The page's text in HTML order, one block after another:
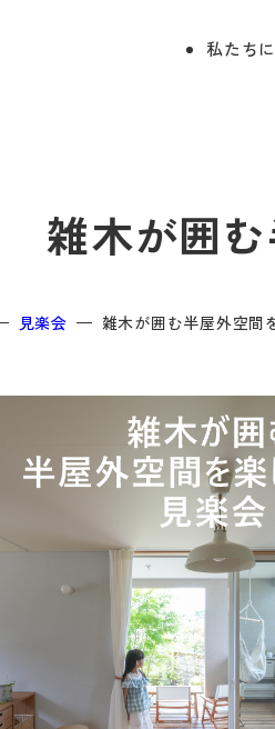
私たち
雑木が囲
見楽会 雑木が囲む半屋外空間